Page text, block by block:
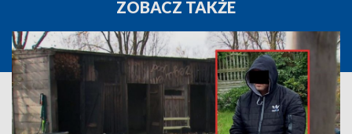
ZOBACZ TAKŻE